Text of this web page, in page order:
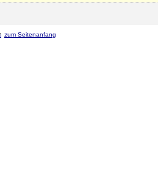
zum Seitenanfang